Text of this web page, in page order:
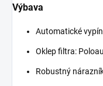
Výbava
Automatické
Oklep filtra:
Robustný